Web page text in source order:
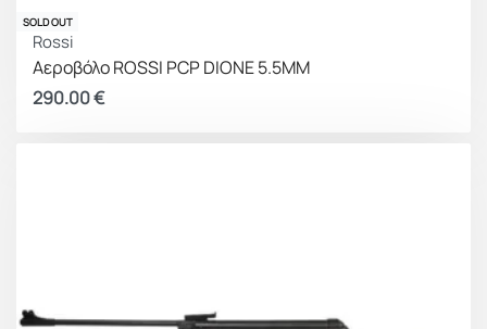
SOLD OUT
Rossi
Αεροβόλο ROSSI PCP DIONE 5.5MM
290.00€